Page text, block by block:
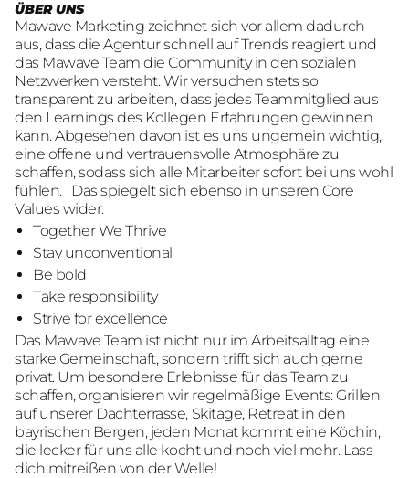
ÜBER UNS
Mawave Marketing zeichnet sich vor allem dadurch
aus, dass die Agentur schnell auf Trends reagiert und
das Mawave Team die Community in den sozialen
Netzwerken versteht. Wir versuchen stets so
transparent zu arbeiten, dass jedes Teammitglied aus
den Learnings des Kollegen Erfahrungen gewinnen
kann. Abgesehen davon ist es uns ungemein wichtig,
eine offene und vertrauensvolle Atmosphäre zu
schaffen, sodass sich alle Mitarbeiter sofort bei uns wohl
fühlen. Das spiegelt sich ebenso in unseren Core
Values wider:
Together We Thrive
Stay unconventional
Be bold
Take responsibility
Strive for excellence
Das Mawave Team ist nicht nur im Arbeitsalltag eine
starke Gemeinschaft, sondern trifft sich auch gerne
privat. Um besondere Erlebnisse für das Team zu
schaffen, organisieren wir regelmäßige Events: Grillen
auf unserer Dachterrasse, Skitage, Retreat in den
bayrischen Bergen, jeden Monat kommt eine Köchin,
die lecker für uns alle kocht und noch viel mehr. Lass
dich mitreißen von der Welle!